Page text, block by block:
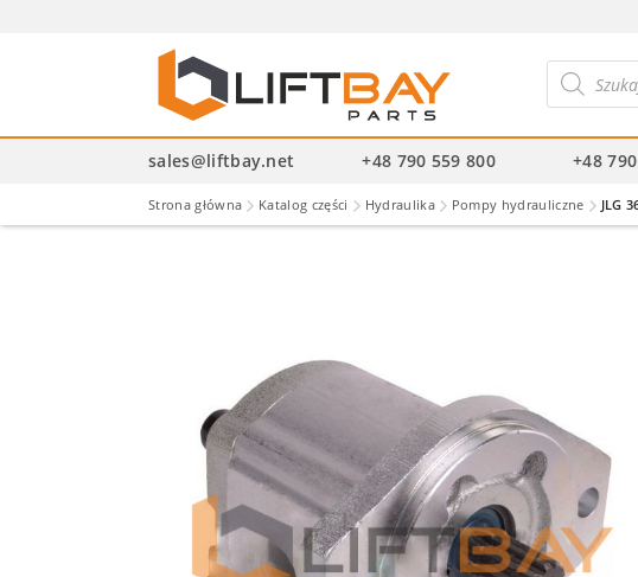
produktów
sales@liftbay.net +48 790 559 800 +48
Strona główna Katalog części Hydraulika Pompy hydrauliczne JLG